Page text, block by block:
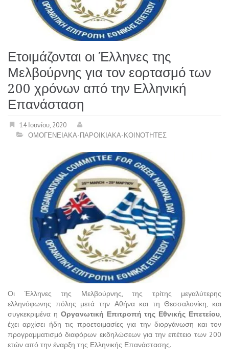
Ετοιμάζονται οι Έλληνες της
Μελβούρνης για τον εορτασμό των
200 χρόνων από την Ελληνική
Επανάσταση
14 Ιουνίου, 2020
ΟΜΟΓΕΝΕΙΑΚΑ-ΠΑΡΟΙΚΙΑΚΑ-ΚΟΙΝΟΤΗΤΕΣ
Οι Έλληνες της Μελβούρνης, της τρίτης μεγαλύτερης
ελληνόφωνης πόλης μετά την Αθήνα και τη Θεσσαλονίκη, και
συγκεκριμένα η Οργανωτική Επιτροπή της Εθνικής Επετείου,
έχει αρχίσει ήδη τις προετοιμασίες για την διοργάνωση και τον
προγραμματισμό διαφόρων εκδηλώσεων για την επέτειο των 200
ετών από την έναρξη της Ελληνικής Επανάστασης.